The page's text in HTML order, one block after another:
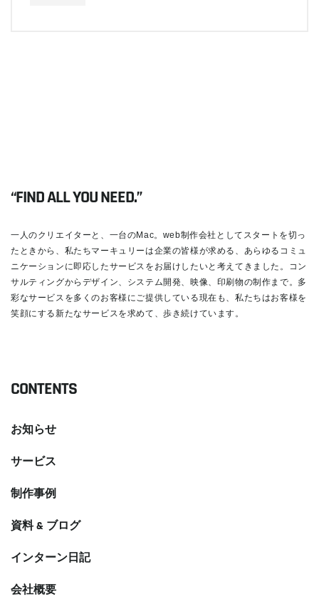
“FIND ALL YOU NEED.”
一人のクリエイターと、一台のMac。web制作会社としてスタートを切っ
たときから、私たちマーキュリーは企業の皆様が求める、あらゆるコミュ
ニケーションに即応したサービスをお届けしたいと考えてきました。コン
サルティングからデザイン、システム開発、映像、印刷物の制作まで。多
彩なサービスを多くのお客様にご提供している現在も、私たちはお客様を
笑顔にする新たなサービスを求めて、歩き続けています。
CONTENTS
お知らせ
サービス
制作事例
資料 & ブログ
インターン日記
会社概要